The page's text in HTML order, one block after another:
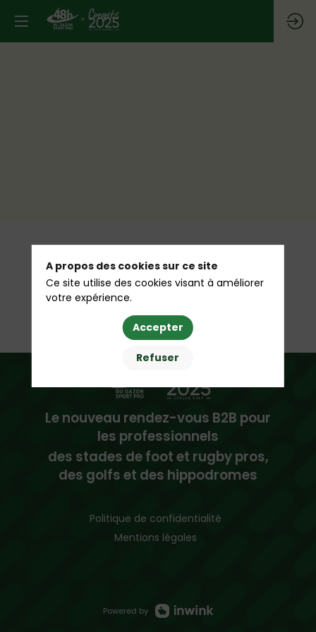
Le nouveau rendez-vous B2B pour
les professionnels
des stades de foot et rugby pros,
des golfs et des hippodromes
Politique de confidentialité
Mentions légales
Powered by
A propos des cookies sur ce site
Ce site utilise des cookies visant à améliorer
votre expérience.
Accepter
Refuser